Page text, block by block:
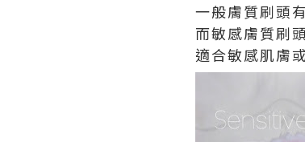
一般膚質刷頭
而敏感膚質刷
適合敏感肌膚